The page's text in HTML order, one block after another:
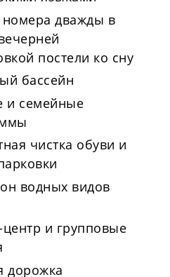
дважды в
постели ко сну
бассейн
и семейные
чистка обуви и
водных видов
и групповые
дорожка